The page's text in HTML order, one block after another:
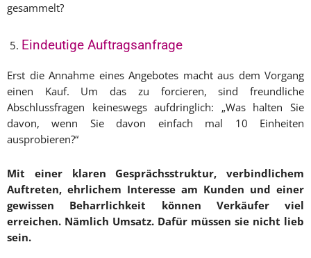
gesammelt?
Eindeutige Auftragsanfrage
Erst die Annahme eines Angebotes macht aus dem Vorgang
einen Kauf. Um das zu forcieren, sind freundliche
Abschlussfragen keineswegs aufdringlich: „Was halten Sie
davon, wenn Sie davon einfach mal 10 Einheiten
ausprobieren?“
Mit einer klaren Gesprächsstruktur, verbindlichem
Auftreten, ehrlichem Interesse am Kunden und einer
gewissen Beharrlichkeit können Verkäufer viel
erreichen. Nämlich Umsatz. Dafür müssen sie nicht lieb
sein.